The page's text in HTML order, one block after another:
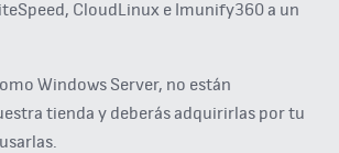
CloudLinux e Imunify360 a un
Windows Server, no están
tienda y deberás adquirirlas por tu